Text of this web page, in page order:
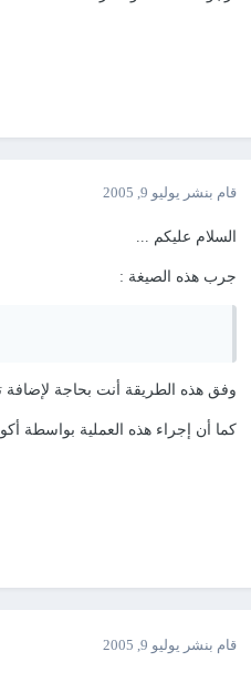
قام بنشر يوليو 9, 2005
السلام عليكم ...
جرب هذه الصيغة :
وفق هذه الطريقة أنت بحاجة
كما أن إجراء هذه العملية بواسطة
قام بنشر يوليو 9, 2005